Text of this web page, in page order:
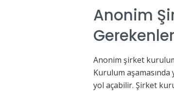
Anonim
Gerekenler
Anonim şirket
Kurulum
yol açabilir. Şirket